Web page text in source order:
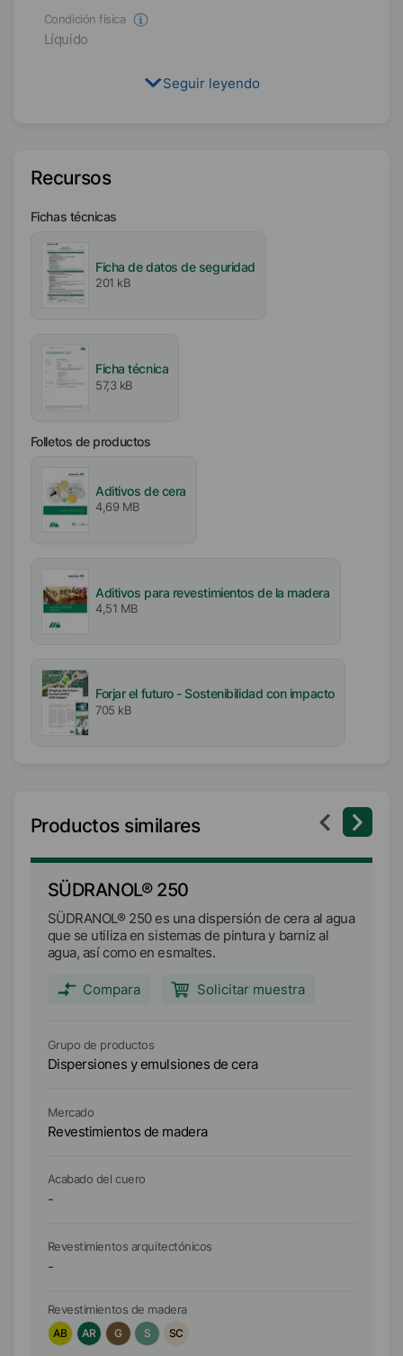
Condición física
Líquido
Disponibilidad
Asia/Oceanía
América
Iónico
No iónico
Valor pH
Seguir leyendo
Recursos
Fichas técnicas
Ficha de datos de seguridad
201 kB
Ficha técnica
57,3 kB
Folletos de productos
Aditivos de cera
4,69 MB
Aditivos para revestimientos de la madera
4,51 MB
Forjar el futuro - Sostenibilidad con impacto
705 kB
Productos similares
SÜDRANOL® 250
SÜDRANOL® 250 es una dispersión de cera al agua
que se utiliza en sistemas de pintura y barniz al
agua, así como en esmaltes.
Compara Solicitar muestra
Grupo de productos
Dispersiones y emulsiones de cera
Mercado
Revestimientos de madera
Acabado del cuero
-
Revestimientos arquitectónicos
-
Revestimientos de madera
AB
AR G S SC